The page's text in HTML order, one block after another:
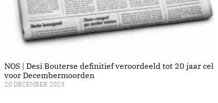
NOS | Desi Bouterse definitief veroordeeld tot 20 jaar cel
voor Decembermoorden
20 DECEMBER 2023